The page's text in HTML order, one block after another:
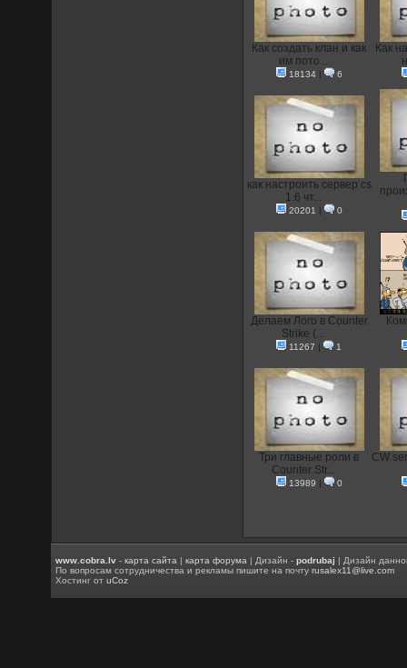
Как создать клан и как
им пото...
18134| 6
Как
как настроить сервер cs
1.6 чт...
20201 | 0
Делаем Лого в Counter
Strike (...
11267 | 1
Три главные роли в
Counter Str...
13989 | 0
CW
www.cobra.lv -карта сайта |карта форума | Дизайн -podrubaj | Дизайн
По вопросам сотрудничества и рекламы пишите на почтуrusalex11@live.com
Хостинг отuCoz